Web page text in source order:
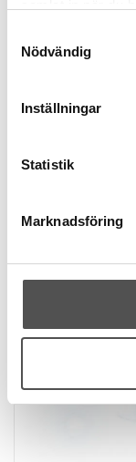
Nödvändig
Inställningar
Statistik
Marknadsföring
spole
Grön, blå & rosa